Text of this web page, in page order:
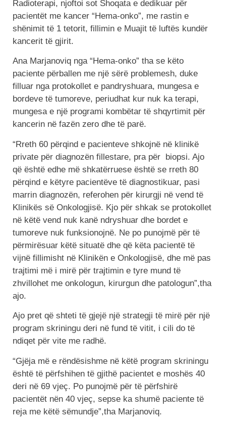
Radioterapi, njoftoi sot Shoqata e dedikuar për
pacientët me kancer “Hema-onko”, me rastin e
shënimit të 1 tetorit, fillimin e Muajit të luftës kundër
kancerit të gjirit.
Ana Marjanoviq nga “Hema-onko” tha se këto
paciente përballen me një sërë problemesh, duke
filluar nga protokollet e pandryshuara, mungesa e
bordeve të tumoreve, periudhat kur nuk ka terapi,
mungesa e një programi kombëtar të shqyrtimit për
kancerin në fazën zero dhe të parë.
“Rreth 60 përqind e pacienteve shkojnë në klinikë
private për diagnozën fillestare, pra për biopsi. Ajo
që është edhe më shkatërruese është se rreth 80
përqind e këtyre pacientëve të diagnostikuar, pasi
marrin diagnozën, referohen për kirurgji në vend të
Klinikës së Onkologjisë. Kjo për shkak se protokollet
në këtë vend nuk kanë ndryshuar dhe bordet e
tumoreve nuk funksionojnë. Ne po punojmë për të
përmirësuar këtë situatë dhe që këta pacientë të
vijnë fillimisht në Klinikën e Onkologjisë, dhe më pas
trajtimi më i mirë për trajtimin e tyre mund të
zhvillohet me onkologun, kirurgun dhe patologun”,tha
ajo.
Ajo pret që shteti të gjejë një strategji të mirë për një
program skriningu deri në fund të vitit, i cili do të
ndiqet për vite me radhë.
“Gjëja më e rëndësishme në këtë program skriningu
është të përfshihen të gjithë pacientet e moshës 40
deri në 69 vjeç. Po punojmë për të përfshirë
pacientët nën 40 vjeç, sepse ka shumë paciente të
reja me këtë sëmundje”,tha Marjanoviq.